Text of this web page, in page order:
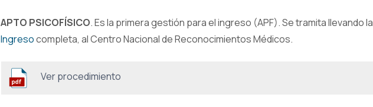
APTO PSICOFÍSICO. Es la primera gestión para el ingreso (APF). Se tramita llevando la
Ingresocompleta, al Centro Nacional de Reconocimientos Médicos.
Ver procedimiento